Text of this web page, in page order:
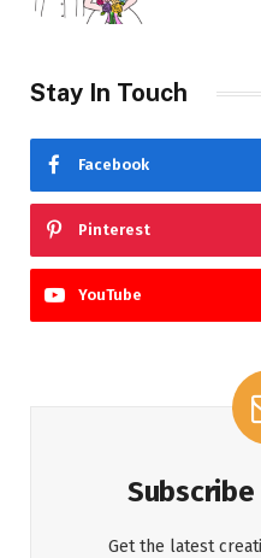
Stay In Touch
Facebook
Pinterest
YouTube
Get the latest